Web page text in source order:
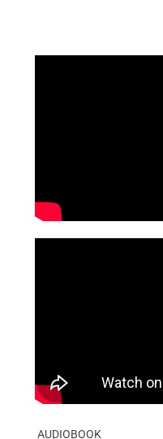
AUDIOBOOK